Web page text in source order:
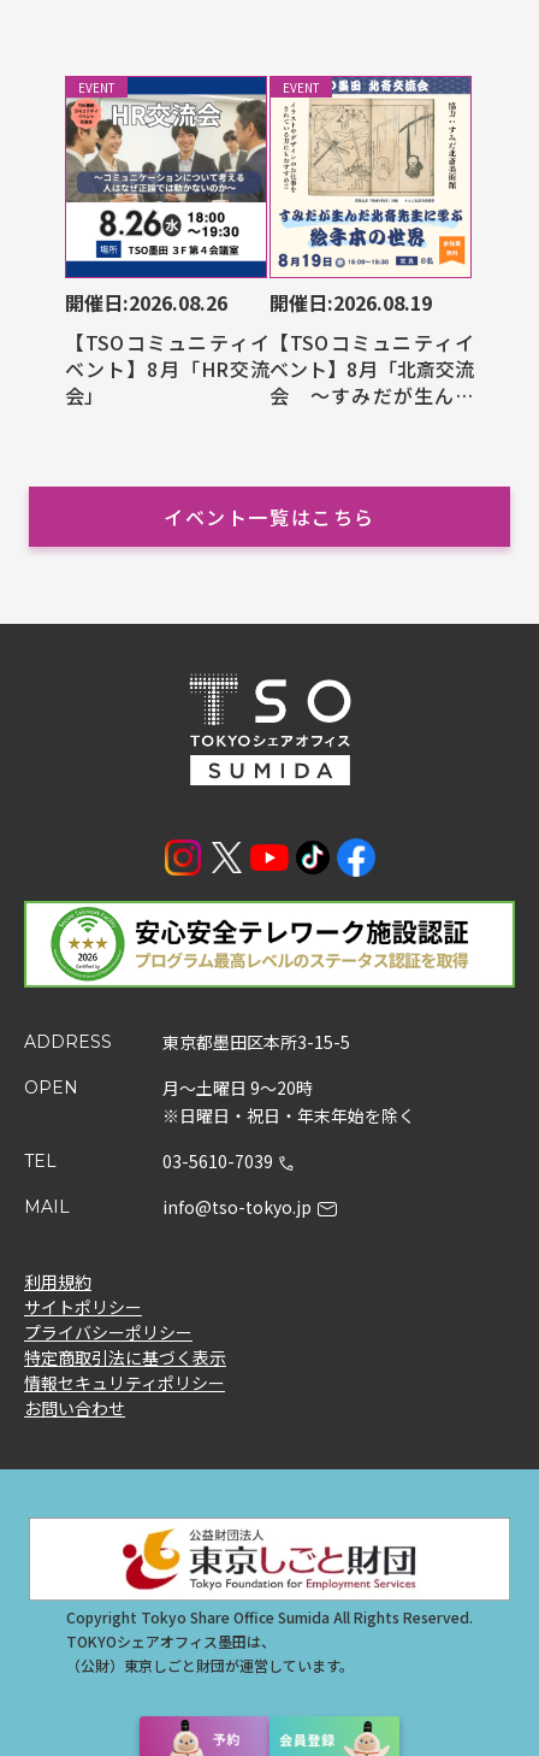
EVENT
【TSOコミュニティイ
ベント】8月「HR交流
会」
開催日:2026.08.26
EVENT
【TSOコミュニティイ
ベント】8月「北斎交流
会 ～すみだが生んだ
開催日:2026.08.19
イベント一覧はこちら
ADDRESS 東京都墨田区本所3-15-5
OPEN
月～土曜日 9～20時
※日曜日・祝日・年末年始を除く
TEL 03-5610-7039
MAIL info@tso-tokyo.jp
利用規約
サイトポリシー
プライバシーポリシー
特定商取引法に基づく表示
情報セキュリティポリシー
お問い合わせ
Copyright Tokyo Share Office Sumida All Rights Reserved.
TOKYOシェアオフィス墨田は、
（公財）東京しごと財団が運営しています。